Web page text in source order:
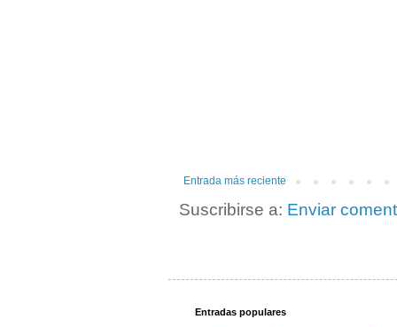
Entrada más reciente
Suscribirse a: Enviar
Entradas populares